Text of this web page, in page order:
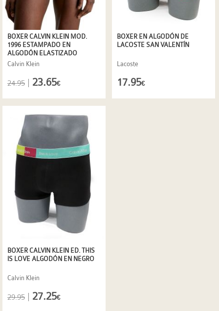
BOXER CALVIN KLEIN MOD.
1996 ESTAMPADO EN
ALGODÓN ELASTIZADO
Calvin Klein
24.95 23.65€
BOXER EN ALGODÓN DE
LACOSTE SAN VALENTÍN
Lacoste
17.95€
BOXER CALVIN KLEIN ED. THIS
IS LOVE ALGODÓN EN NEGRO
Calvin Klein
29.95 27.25€